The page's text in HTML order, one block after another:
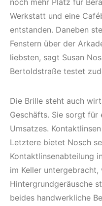
noch mehr Platz für
Werkstatt und eine
entstanden. Daneben
Fenstern über der
liebsten, sagt Susan
Bertoldstraße testet
Die Brille steht auch
Geschäfts. Sie sorgt
Umsatzes.
Letztere bietet Nosch
Kontaktlinsenabteilung
im Keller untergebracht,
Hintergrundgeräusche
beides handwerkliche